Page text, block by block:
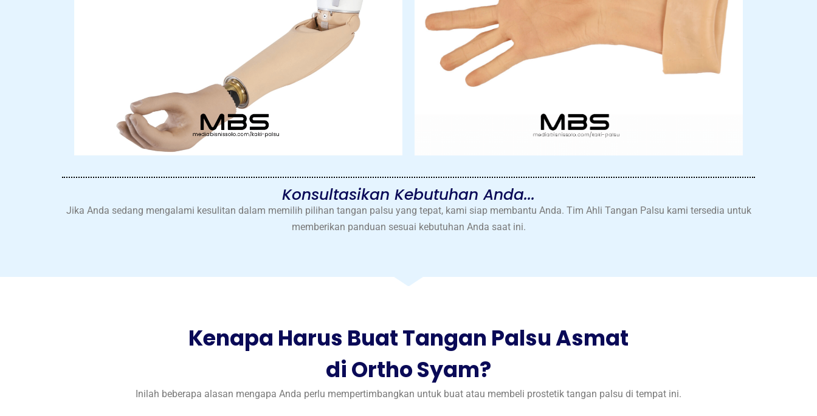
Konsultasikan Kebutuhan Anda...
Jika Anda sedang mengalami kesulitan dalam memilih pilihan tangan palsu yang tepat, kami siap membantu Anda. Tim Ahli Tangan Palsu kami tersedia untuk
memberikan panduan sesuai kebutuhan Anda saat ini.
Kenapa Harus Buat Tangan Palsu Asmat
di Ortho Syam?
Inilah beberapa alasan mengapa Anda perlu mempertimbangkan untuk buat atau membeli prostetik tangan palsu di tempat ini.